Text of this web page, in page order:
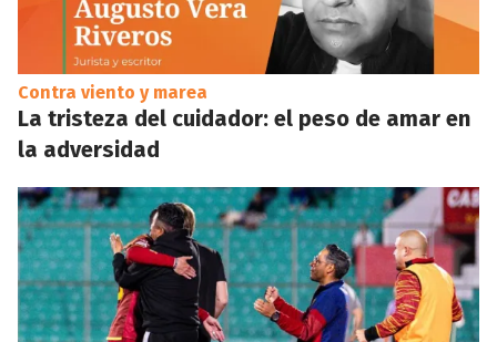
Contra viento y marea
La tristeza del cuidador: el peso de amar en
la adversidad